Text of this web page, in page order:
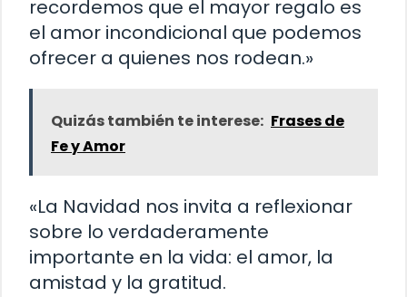
recordemos que el mayor regalo es
el amor incondicional que podemos
ofrecer a quienes nos rodean.»
Quizás también te interese: Frases de
Fe y Amor
«La Navidad nos invita a reflexionar
sobre lo verdaderamente
importante en la vida: el amor, la
amistad y la gratitud.